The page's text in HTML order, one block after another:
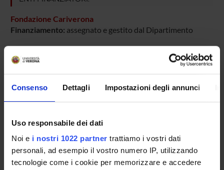
Consenso Dettagli Impostazioni degli annunci
Uso responsabile dei dati
Noi e i nostri 1022 partner trattiamo i vostri dati
personali, ad esempio il vostro numero IP, utilizzando
tecnologie come i cookie per memorizzare e accedere
Fondazione Cariverona
Finanziamento: assegnato e gestito dal Dipartimento
PARTECIPANTI AL PROGETTO
Alberto Beltramello
Laura Calderan
Professore associato
Marco Ferdeghini